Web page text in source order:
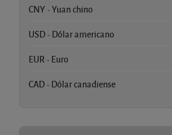
CNY - Yuan chino
USD - Dólar americano
EUR - Euro
CAD - Dólar canadiense